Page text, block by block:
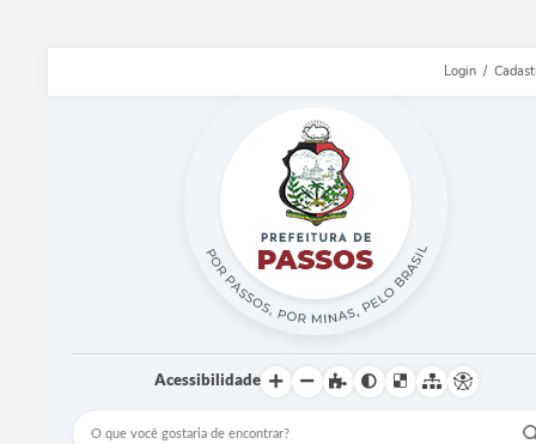
Login /
Acessibilidade